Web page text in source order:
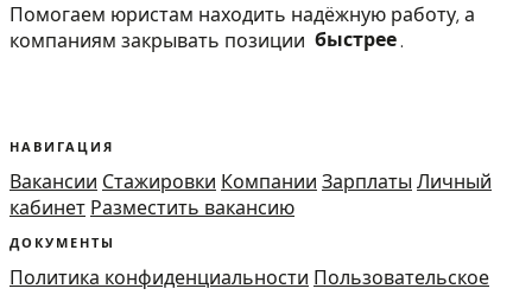
Помогаем юристам находить надёжную работу, а
компаниям закрывать позиции быстрее.
НАВИГАЦИЯ
Вакансии Стажировки Компании Зарплаты Личный
кабинет Разместить вакансию
ДОКУМЕНТЫ
Политика конфиденциальности Пользовательское